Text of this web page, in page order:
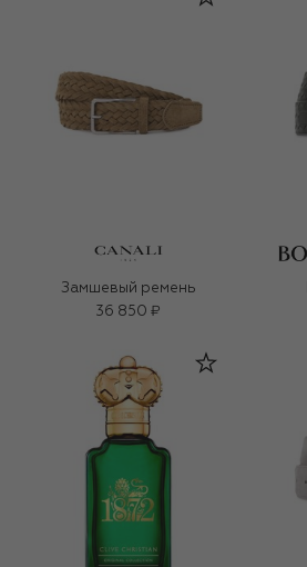
Замшевый ремень
36 850 ₽